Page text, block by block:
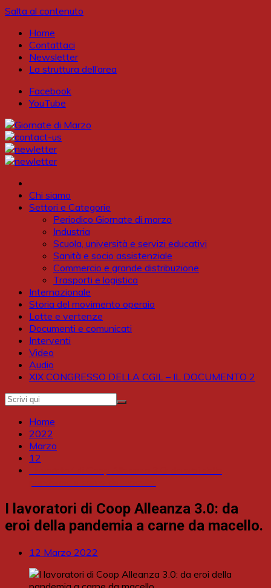
Salta al contenuto
Home
Contattaci
Newsletter
La struttura dell’area
Facebook
YouTube
Chi siamo
Settori e Categorie
Periodico Giornate di marzo
Industria
Scuola, università e servizi educativi
Sanità e socio assistenziale
Commercio e grande distribuzione
Trasporti e logistica
Internazionale
Storia del movimento operaio
Lotte e vertenze
Documenti e comunicati
Interventi
Video
Audio
XIX CONGRESSO DELLA CGIL – IL DOCUMENTO 2
Home
2022
Marzo
12
I lavoratori di Coop Alleanza 3.0: da
eroi della pandemia a carne da macello.
12 Marzo 2022